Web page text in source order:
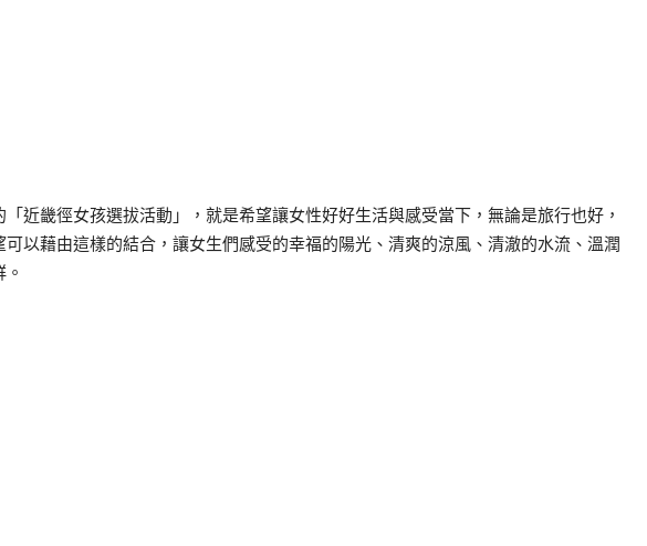
近畿徑女孩選拔活動」，就是希望讓女性好好生活與感受當下，無論是旅行也好，
以藉由這樣的結合，讓女生們感受的幸福的陽光、清爽的涼風、清澈的水流、溫潤